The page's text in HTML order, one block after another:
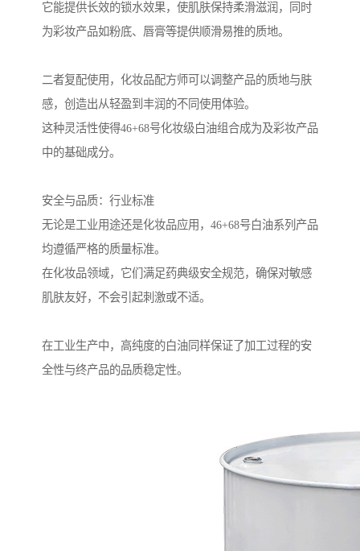
它能提供长效的锁水效果，使肌肤保持柔滑滋润，同时
为彩妆产品如粉底、唇膏等提供顺滑易推的质地。
二者复配使用，化妆品配方师可以调整产品的质地与肤
感，创造出从轻盈到丰润的不同使用体验。
这种灵活性使得46+68号化妆级白油组合成为及彩妆产品
中的基础成分。
安全与品质：行业标准
无论是工业用途还是化妆品应用，46+68号白油系列产品
均遵循严格的质量标准。
在化妆品领域，它们满足药典级安全规范，确保对敏感
肌肤友好，不会引起刺激或不适。
在工业生产中，高纯度的白油同样保证了加工过程的安
全性与终产品的品质稳定性。